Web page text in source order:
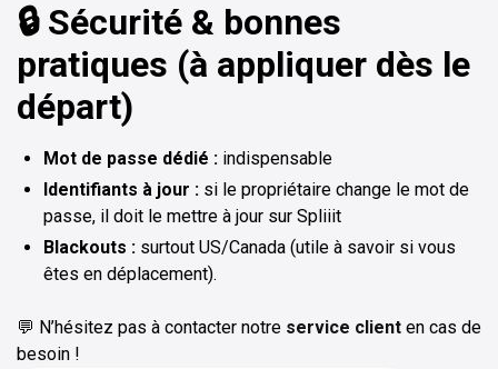
🔒 Sécurité & bonnes
pratiques (à appliquer dès le
départ)
Mot de passe dédié : indispensable
Identifiants à jour : si le propriétaire change le mot de
passe, il doit le mettre à jour sur Spliiit
Blackouts : surtout US/Canada (utile à savoir si vous
êtes en déplacement).
💬 N’hésitez pas à contacter notre service client en cas de
besoin !